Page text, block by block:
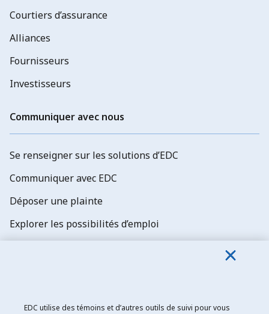
Courtiers d’assurance
Alliances
Fournisseurs
Investisseurs
Communiquer avec nous
Se renseigner sur les solutions d’EDC
Communiquer avec EDC
Déposer une plainte
Explorer les possibilités d’emploi
EDC utilise des témoins et d’autres outils de suivi pour vous